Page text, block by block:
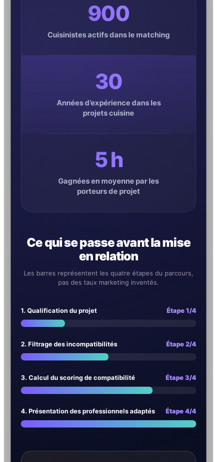
900
Cuisinistes actifs dans le matching
30
Années d’expérience dans les
projets cuisine
5 h
Gagnées en moyenne par les
porteurs de projet
Ce qui se passe avant la mise
en relation
Les barres représentent les quatre étapes du parcours,
pas des taux marketing inventés.
1. Qualification du projet Étape 1/4
2. Filtrage des incompatibilités Étape 2/4
3. Calcul du scoring de compatibilité Étape 3/4
4. Présentation des professionnels adaptés Étape 4/4